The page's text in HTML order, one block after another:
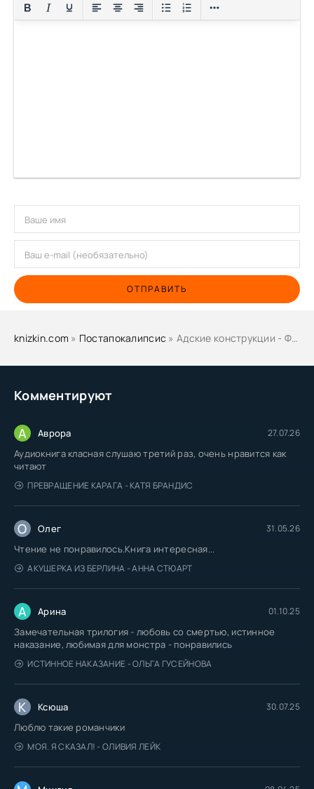
Комментируют
А Аврора 27.07.26
Аудиокнига класная слушаю третий раз, очень нравится как
читают
ПРЕВРАЩЕНИЕ КАРАГА - КАТЯ БРАНДИС
О Олег 31.05.26
Чтение не понравилось.Книга интересная...
АКУШЕРКА ИЗ БЕРЛИНА - АННА СТЮАРТ
А Арина 01.10.25
Замечательная трилогия - любовь со смертью, истинное
наказание, любимая для монстра - понравились
ИСТИННОЕ НАКАЗАНИЕ - ОЛЬГА ГУСЕЙНОВА
К Ксюша 30.07.25
Люблю такие романчики
МОЯ. Я СКАЗАЛ! - ОЛИВИЯ ЛЕЙК
ОТПРАВИТЬ
knizkin.com » Постапокалипсис » Адские конструкции - Филип Рив